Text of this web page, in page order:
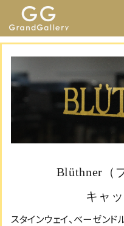
Blüthner（
キャ
スタインウェイ、ベーゼンド